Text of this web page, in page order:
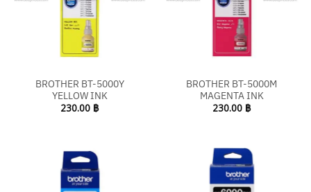
BROTHER BT-5000Y
YELLOW INK
230.00 ฿
BROTHER BT-5000M
MAGENTA INK
230.00 ฿